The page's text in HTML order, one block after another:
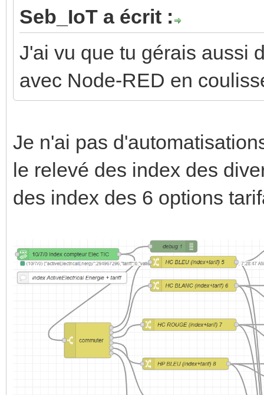
Seb_IoT a écrit :
J'ai vu que tu gérais aussi
avec Node-RED en
Je n'ai pas
le relevé des index des
des index des 6 options